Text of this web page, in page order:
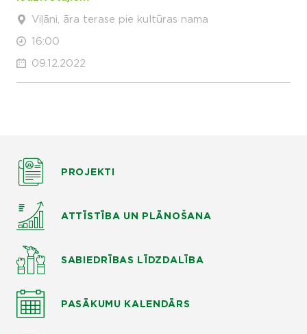
Viļāni, āra terase pie kultūras nama
16:00
09.12.2022
PROJEKTI
ATTĪSTĪBA UN PLĀNOŠANA
SABIEDRĪBAS LĪDZDALĪBA
PASĀKUMU KALENDĀRS